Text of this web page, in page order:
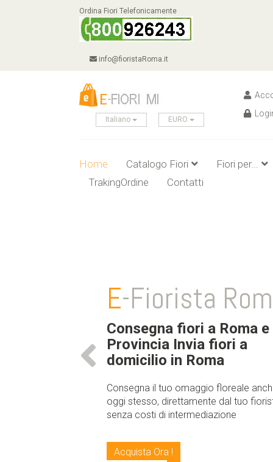
Ordina Fiori Telefonicamente
info@fioristaRoma.it
Italiano EURO
Home Catalogo Fiori
Fiori per...
TrakingOrdine
Contatti
E-Fiorista
Consegna fiori a Roma e
Provincia Invia fiori a
domicilio in Roma
Consegna il tuo omaggio floreale
oggi stesso, direttamente dal tuo
senza costi di intermediazione
Acquista Ora !